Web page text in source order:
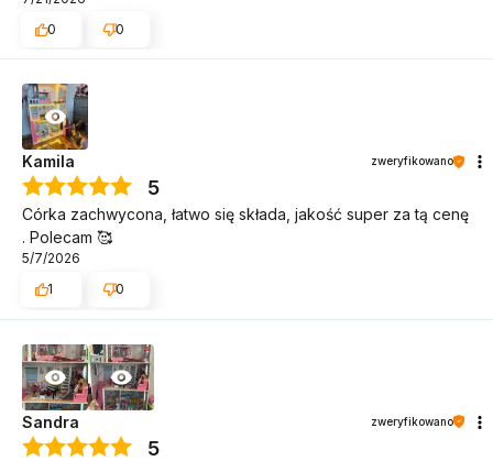
opakowanie ok. 92 x 43 x 23 cm
0
0
Kamila zweryfikowano
5
Córka zachwycona, łatwo się składa, jakość super za tą cenę
. Polecam 🥰
5/7/2026
1
0
Sandra zweryfikowano
5
nowościach i promocjach!
ZAPISZ MNIE
każdej chwili możesz
zrezygnować z otrzymywania
wiadomości.